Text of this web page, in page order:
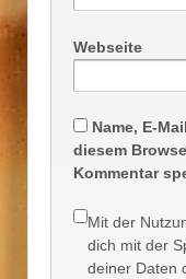
Webseite
Name, E-
diesem
Kommentar
Mit der
dich mit der
deiner Daten